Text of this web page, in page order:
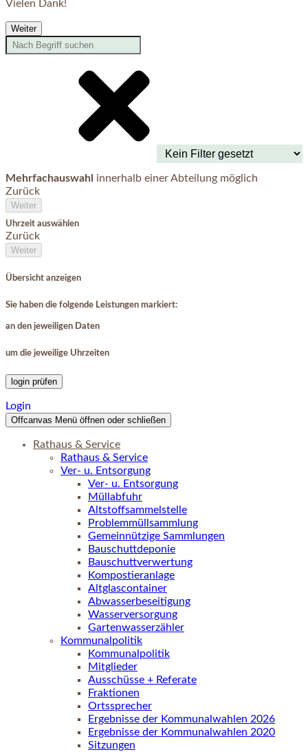
Vielen Dank!
Weiter
Mehrfachauswahl innerhalb einer Abteilung möglich
Zurück
Weiter
Uhrzeit auswählen
Zurück
Weiter
Übersicht anzeigen
Sie haben die folgende Leistungen markiert:
an den jeweiligen Daten
um die jeweilige Uhrzeiten
login prüfen
Login
Offcanvas Menü öffnen oder schließen
Rathaus & Service
Rathaus & Service
Ver- u. Entsorgung
Ver- u. Entsorgung
Müllabfuhr
Altstoffsammelstelle
Problemmüllsammlung
Gemeinnützige Sammlungen
Bauschuttdeponie
Bauschuttverwertung
Kompostieranlage
Altglascontainer
Abwasserbeseitigung
Wasserversorgung
Gartenwasserzähler
Kommunalpolitik
Kommunalpolitik
Mitglieder
Ausschüsse + Referate
Fraktionen
Ortssprecher
Ergebnisse der Kommunalwahlen 2026
Ergebnisse der Kommunalwahlen 2020
Sitzungen